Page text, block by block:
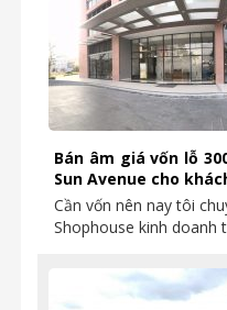
Bán âm giá vốn lỗ
Sun Avenue cho
Cần vốn nên nay tôi
Shophouse kinh doanh